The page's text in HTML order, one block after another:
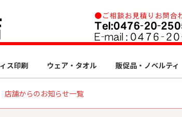
ス印刷 ウェア・タオル 販促品・ノベルティ
店舗からのお知らせ一覧